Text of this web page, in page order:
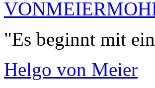
"Es beginnt mit
Helgo von Meier